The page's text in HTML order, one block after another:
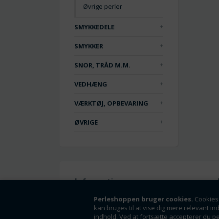
Perleshoppen bruger cookies.
kan bruges til at vise dig mere relevant
indhold. Ved at fortsætte accepterer du
Øvrige perler
SMYKKEDELE
SMYKKER
SNOR, TRÅD M.M.
VEDHÆNG
VÆRKTØJ, OPBEVARING
ØVRIGE
Information
Handelsbetingelser
Fortrydelsesret